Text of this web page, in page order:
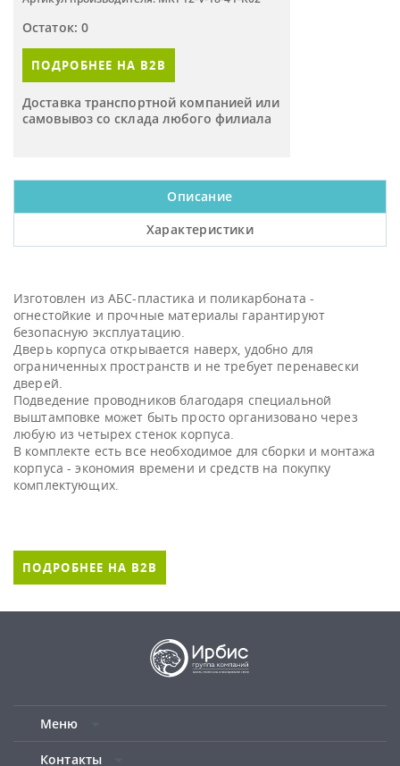
Остаток: 0
ПОДРОБНЕЕ НА B2B
Доставка транспортной компанией или
самовывоз со склада любого филиала
Описание
Характеристики
Изготовлен из АБС-пластика и поликарбоната -
огнестойкие и прочные материалы гарантируют
безопасную эксплуатацию.
Дверь корпуса открывается наверх, удобно для
ограниченных пространств и не требует перенавески
дверей.
Подведение проводников благодаря специальной
выштамповке может быть просто организовано через
любую из четырех стенок корпуса.
В комплекте есть все необходимое для сборки и монтажа
корпуса - экономия времени и средств на покупку
комплектующих.
ПОДРОБНЕЕ НА B2B
Меню
Контакты